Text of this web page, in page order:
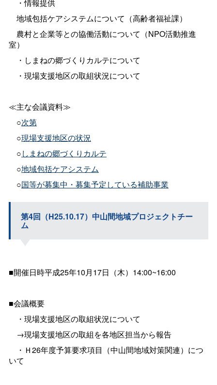
・情報提供
地域包括ケアシステムについて（高齢者福祉課）
農村と企業等との協働活動について（NPO活動推進
室）
・しまねの郷づくりカルテについて
・現場支援地区の取組状況について
≪主な会議資料≫
○次第
○現場支援地区の状況
○しまねの郷づくりカルテ
○地域包括ケアシステム
○国等が募集中・募集予定している補助事業
第4回（H25.10.17）中山間地域プロジェクトチー
ム
■開催日時平成25年10月17日（木）14:00~16:00
■会議概要
・現場支援地区の取組状況について
→現場支援地区の取組を各地区担当から報告
・Ｈ26年度予算要求項目（中山間地域対策関連）につ
いて